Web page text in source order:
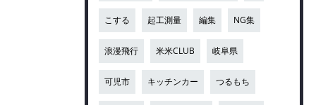
こする 起工測量 編集 NG集
浪漫飛行 米米CLUB 岐阜県
可児市 キッチンカー つるもち